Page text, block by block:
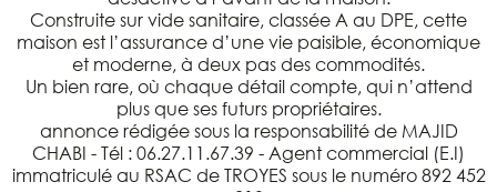
Construite sur vide sanitaire, classée A au DPE, cette
maison est l’assurance d’une vie paisible, économique
et moderne, à deux pas des commodités.
Un bien rare, où chaque détail compte, qui n’attend
plus que ses futurs propriétaires.
annonce rédigée sous la responsabilité de MAJID
CHABI - Tél : 06.27.11.67.39 - Agent commercial (E.I)
immatriculé au RSAC de TROYES sous le numéro 892 452